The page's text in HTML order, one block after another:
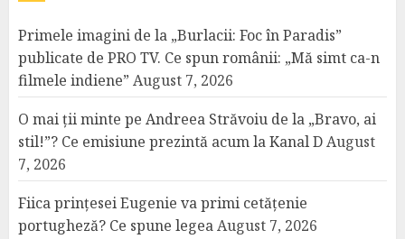
Primele imagini de la „Burlacii: Foc în Paradis”
publicate de PRO TV. Ce spun românii: „Mă simt ca-n
filmele indiene” August 7, 2026
O mai ții minte pe Andreea Străvoiu de la „Bravo, ai
stil!”? Ce emisiune prezintă acum la Kanal DAugust
7, 2026
Fiica prințesei Eugenie va primi cetățenie
portugheză? Ce spune legeaAugust 7, 2026